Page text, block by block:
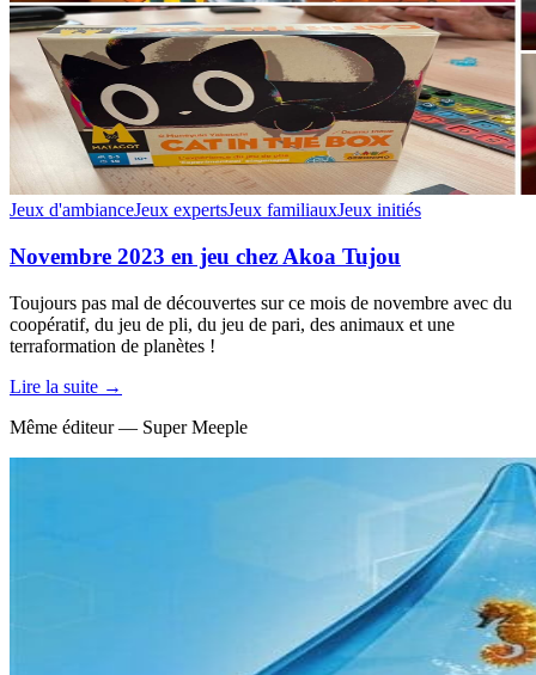
Jeux d'ambianceJeux expertsJeux familiauxJeux initiés
Novembre 2023 en jeu chez Akoa Tujou
Toujours pas mal de découvertes sur ce mois de novembre avec du
coopératif, du jeu de pli, du jeu de pari, des animaux et une
terraformation de planètes !
Lire la suite →
Même éditeur — Super Meeple